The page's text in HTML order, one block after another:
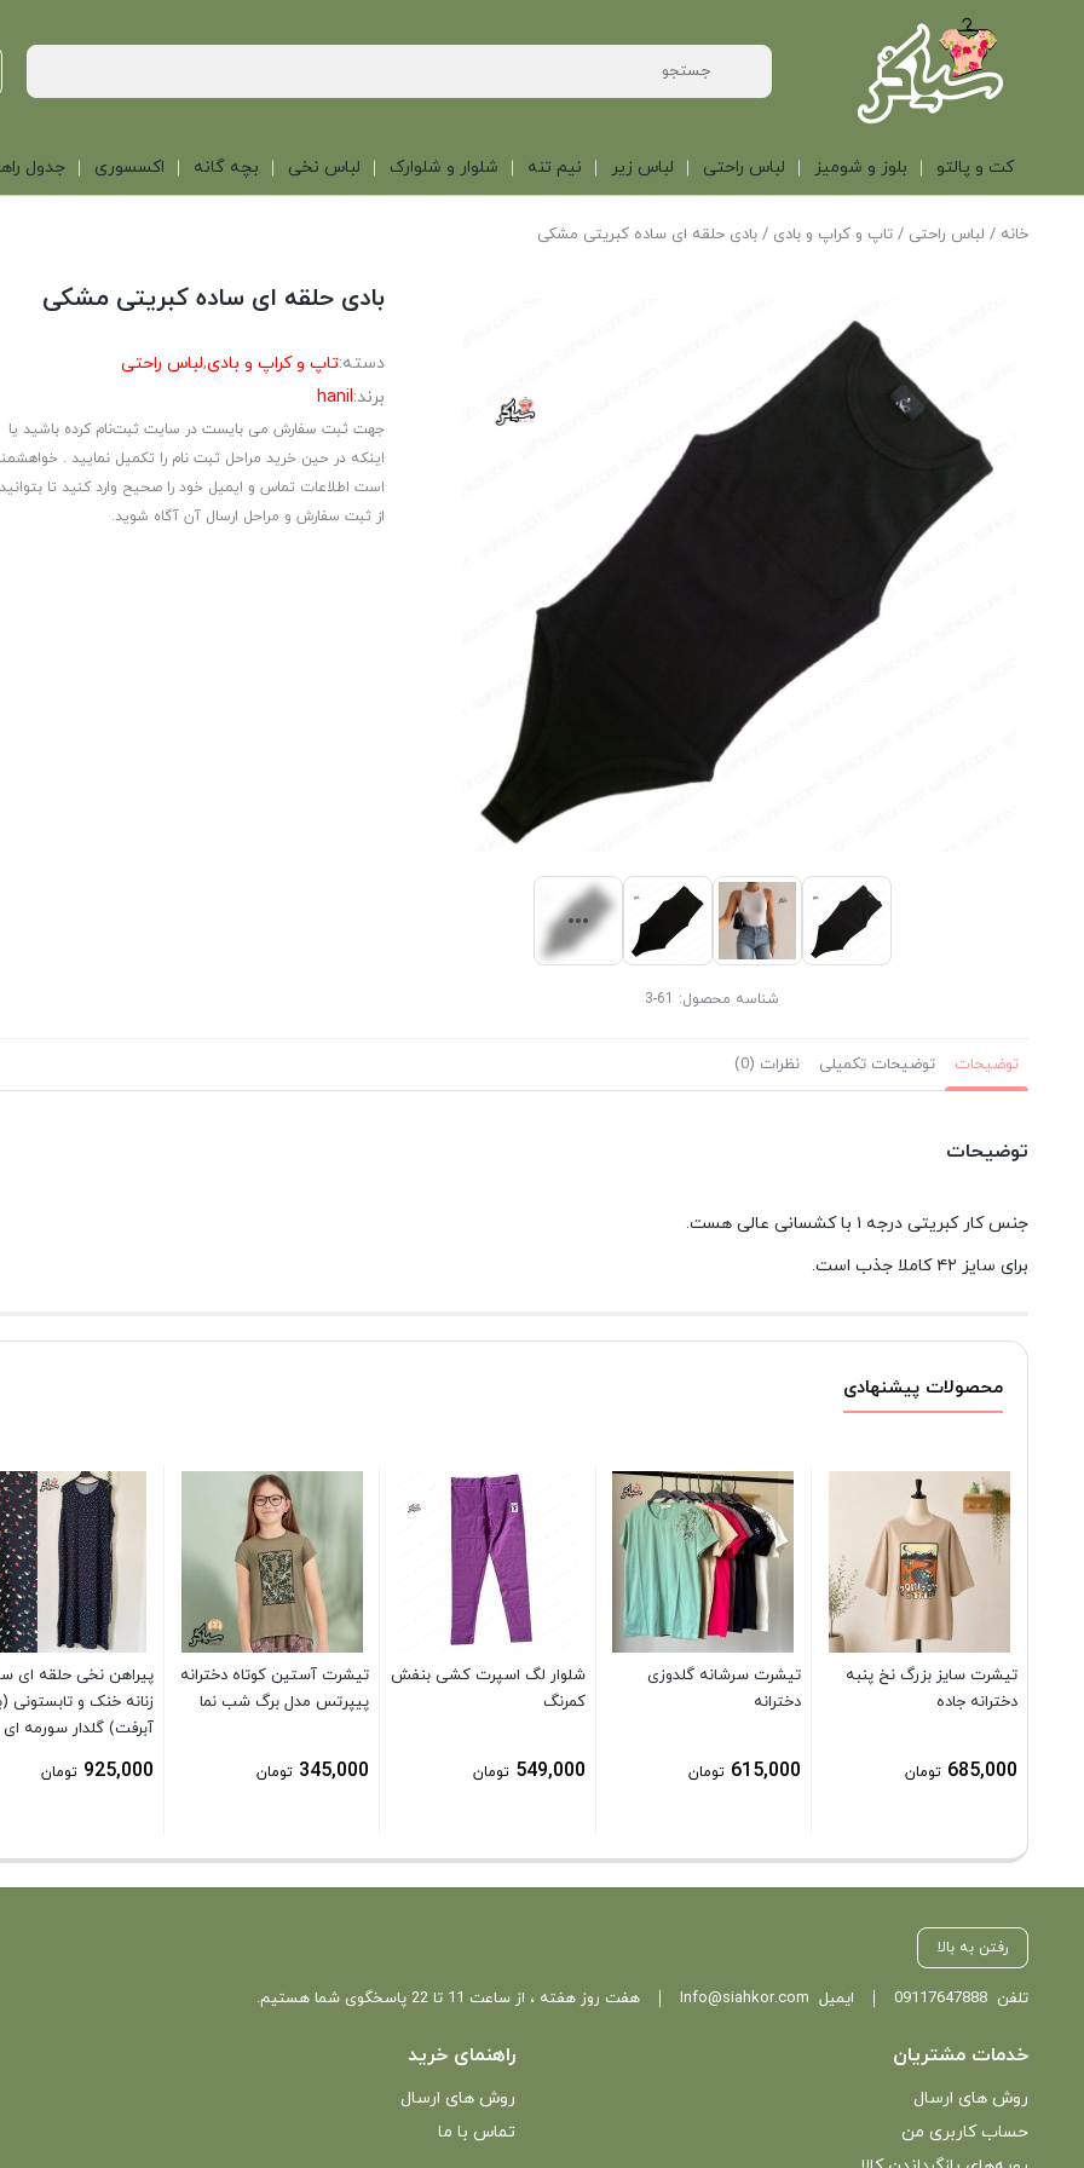
کت و پالتو بلوز و شومیز لباس راحتی لباس زیر نیم تنه شلوار و شلوارک لباس نخی بچه گانه اکسسوری جدول
خانه / لباس راحتی /تاپ و کراپ و بادی / بادی حلقه ای ساده کبریتی مشکی
شناسه محصول: 61-3
بادی حلقه ای ساده کبریتی مشکی
دسته:تاپ و کراپ و بادی,لباس راحتی
برند:hanil
جهت ثبت سفارش می بایست در سایت ثبت‌نام کرده باشید یا
اینکه در حین خرید مراحل ثبت نام را تکمیل نمایید .
است اطلاعات تماس و ایمیل خود را صحیح وارد کنید تا بتوانید
از ثبت سفارش و مراحل ارسال آن آگاه شوید.
توضیحات توضیحات تکمیلی نظرات (0)
توضیحات
جنس کار کبریتی درجه ۱ با کشسانی عالی هست.
برای سایز ۴۲ کاملا جذب است.
محصولات پیشنهادی
تیشرت سایز بزرگ نخ پنبه
دخترانه جاده
685,000 تومان
تیشرت سرشانه گلدوزی
دخترانه
615,000 تومان
شلوار لگ اسپرت کشی بنفش
کمرنگ
549,000 تومان
تیشرت آستین کوتاه دخترانه
پیپرتس مدل برگ شب نما
345,000 تومان
پیراهن نخی حلقه ای
زنانه خنک و تابستونی
آبرفت) گلدار سورمه ای
925,000 تومان
رفتن به بالا
تلفن09117647888 ایمیل Info@siahkor.com هفت روز هفته ، از ساعت 11 تا 22 پاسخگوی شما هستیم.
خدمات مشتریان
روش های ارسال
حساب کاربری من
راهنمای خرید
روش های ارسال
تماس با ما